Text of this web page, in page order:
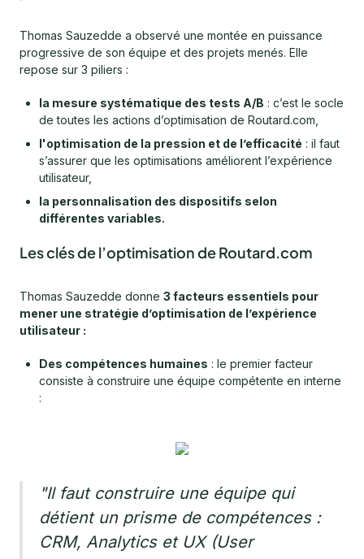
Thomas Sauzedde a observé une montée en puissance
progressive de son équipe et des projets menés. Elle
repose sur 3 piliers :
la mesure systématique des tests A/B : c’est le socle
de toutes les actions d’optimisation de Routard.com,
l'optimisation de la pression et de l’efficacité : il faut
s’assurer que les optimisations améliorent l’expérience
utilisateur,
la personnalisation des dispositifs selon
différentes variables.
Les clés de l’optimisation de Routard.com
Thomas Sauzedde donne 3 facteurs essentiels pour
mener une stratégie d’optimisation de l’expérience
utilisateur :
Des compétences humaines : le premier facteur
consiste à construire une équipe compétente en interne
:
"Il faut construire une équipe qui
détient un prisme de compétences :
CRM, Analytics et UX (User